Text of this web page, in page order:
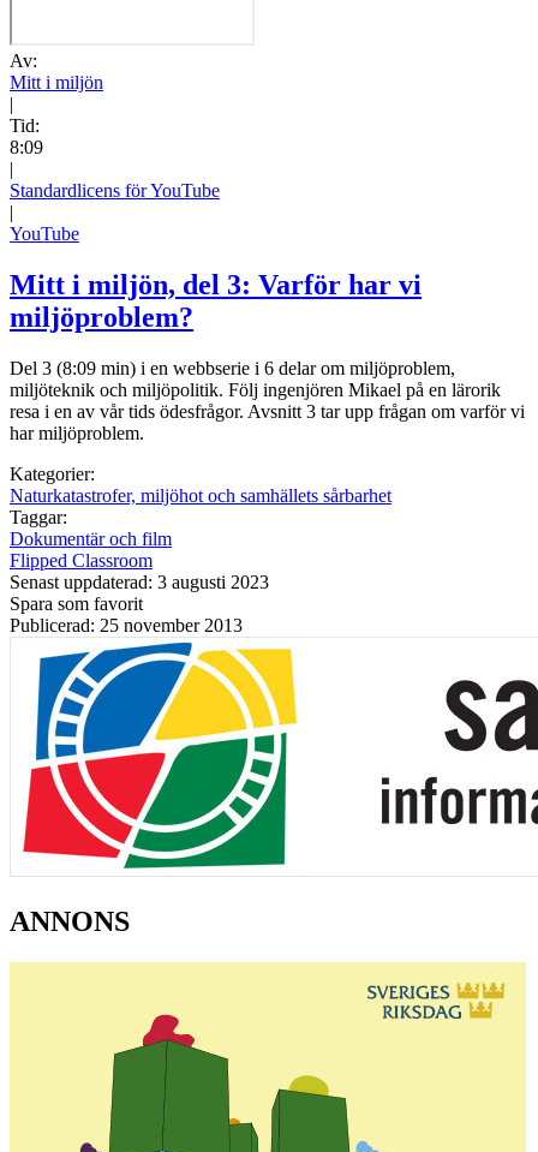
Av:
Mitt i miljön
|
Tid:
8:09
|
Standardlicens för YouTube
|
YouTube
Mitt i miljön, del 3: Varför har vi
miljöproblem?
Del 3 (8:09 min) i en webbserie i 6 delar om miljöproblem,
miljöteknik och miljöpolitik. Följ ingenjören Mikael på en lärorik
resa i en av vår tids ödesfrågor. Avsnitt 3 tar upp frågan om varför vi
har miljöproblem.
Kategorier:
Naturkatastrofer, miljöhot och samhällets sårbarhet
Taggar:
Dokumentär och film
Flipped Classroom
Senast uppdaterad: 3 augusti 2023
Spara som favorit
Publicerad: 25 november 2013
ANNONS